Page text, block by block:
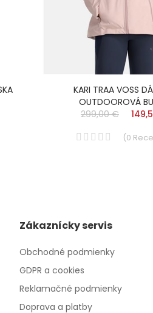
KARI TRAA VOSS
OUTDOOROVÁ
299,00 €
(0
Zákaznícky servis
Obchodné podmienky
GDPR a cookies
Reklamačné podmienky
Doprava a platby